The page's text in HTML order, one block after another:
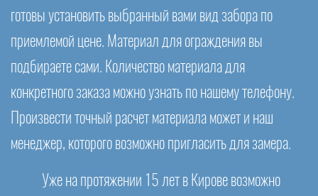
готовы установить выбранный вами вид забора по
приемлемой цене. Материал для ограждения вы
подбираете сами. Количество материала для
конкретного заказа можно узнать по нашему телефону.
Произвести точный расчет материала может и наш
менеджер, которого возможно пригласить для замера.
Уже на протяжении 15 лет в Кирове возможно